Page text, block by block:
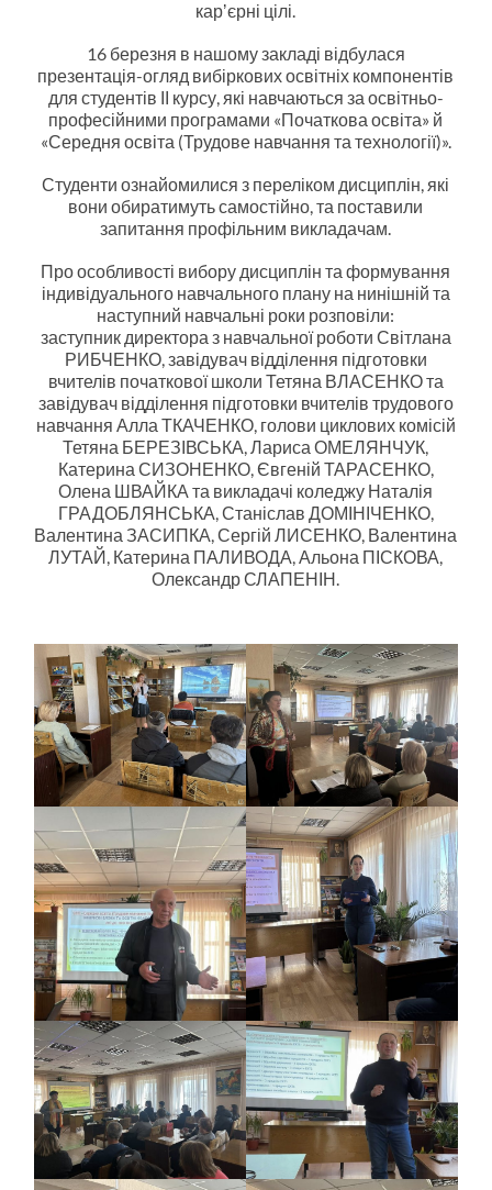
карʼєрні цілі.
16 березня в нашому закладі відбулася
презентація-огляд вибіркових освітніх компонентів
для студентів ІІ курсу, які навчаються за освітньо-
професійними програмами «Початкова освіта» й
«Середня освіта (Трудове навчання та технології)».
Студенти ознайомилися з переліком дисциплін, які
вони обиратимуть самостійно, та поставили
запитання профільним викладачам.
Про особливості вибору дисциплін та формування
індивідуального навчального плану на нинішній та
наступний навчальні роки розповіли:
заступник директора з навчальної роботи Світлана
РИБЧЕНКО, завідувач відділення підготовки
вчителів початкової школи Тетяна ВЛАСЕНКО та
завідувач відділення підготовки вчителів трудового
навчання Алла ТКАЧЕНКО, голови циклових комісій
Тетяна БЕРЕЗІВСЬКА, Лариса ОМЕЛЯНЧУК,
Катерина СИЗОНЕНКО, Євгеній ТАРАСЕНКО,
Олена ШВАЙКА та викладачі коледжу Наталія
ГРАДОБЛЯНСЬКА, Станіслав ДОМІНІЧЕНКО,
Валентина ЗАСИПКА, Сергій ЛИСЕНКО, Валентина
ЛУТАЙ, Катерина ПАЛИВОДА, Альона ПІСКОВА,
Олександр СЛАПЕНІН.